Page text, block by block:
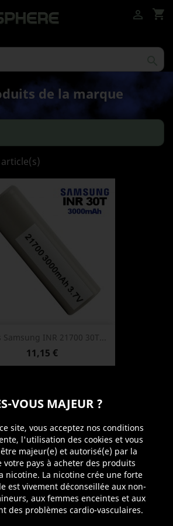
shopping_cart

de la marque
Samsung INR 21700 30T...
Prix
11,15 €
VOUS MAJEUR ?
site, vous acceptez nos conditions
l'utilisation des cookies et vous
majeur(e) et autorisé(e) par la
votre pays à acheter des produits
nicotine. La nicotine crée une forte
est vivement déconseillée aux non-
aux femmes enceintes et aux
des problèmes cardio-vasculaires.